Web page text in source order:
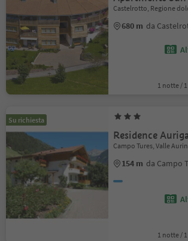
Castelrotto, Regione
680 m da
1 notte /
Su richiesta
Residence Auriga
Campo Tures, Valle
154 m da Campo
1 notte /